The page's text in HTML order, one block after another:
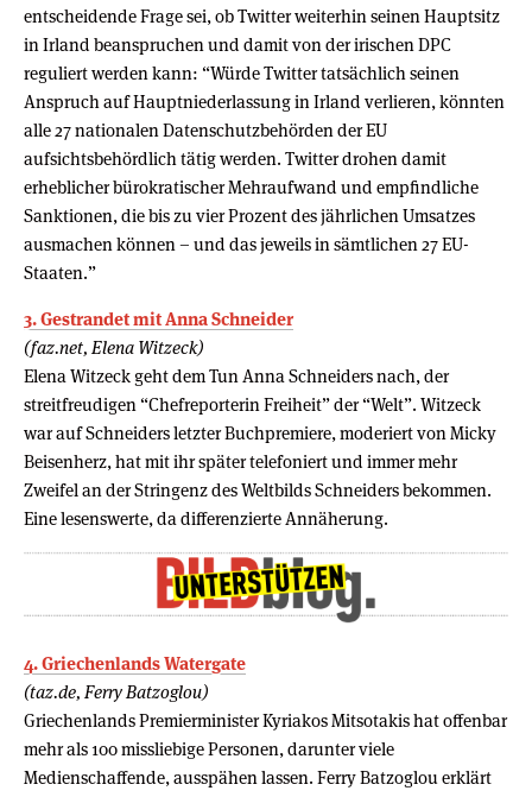
entscheidende Frage sei, ob Twitter weiterhin seinen Hauptsitz
in Irland beanspruchen und damit von der irischen DPC
reguliert werden kann: “Würde Twitter tatsächlich seinen
Anspruch auf Hauptniederlassung in Irland verlieren, könnten
alle 27 nationalen Datenschutzbehörden der EU
aufsichtsbehördlich tätig werden. Twitter drohen damit
erheblicher bürokratischer Mehraufwand und empfindliche
Sanktionen, die bis zu vier Prozent des jährlichen Umsatzes
ausmachen können – und das jeweils in sämtlichen 27 EU-
Staaten.”
3. Gestrandet mit Anna Schneider
(faz.net, Elena Witzeck)
Elena Witzeck geht dem Tun Anna Schneiders nach, der
streitfreudigen “Chefreporterin Freiheit” der “Welt”. Witzeck
war auf Schneiders letzter Buchpremiere, moderiert von Micky
Beisenherz, hat mit ihr später telefoniert und immer mehr
Zweifel an der Stringenz des Weltbilds Schneiders bekommen.
Eine lesenswerte, da differenzierte Annäherung.
4. Griechenlands Watergate
(taz.de, Ferry Batzoglou)
Griechenlands Premierminister Kyriakos Mitsotakis hat offenbar
mehr als 100 missliebige Personen, darunter viele
Medienschaffende, ausspähen lassen. Ferry Batzoglou erklärt